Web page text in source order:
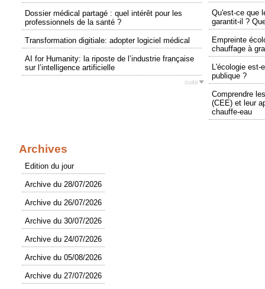
Dossier médical partagé : quel intérêt pour les
professionnels de la santé ?
Transformation digitiale: adopter logiciel médical
AI for Humanity: la riposte de l’industrie française
sur l’intelligence artificielle
suite
Qu'est-ce que
garantit-il ?
Empreinte
chauffage à
L'écologie est-
publique ?
Comprendre
(CEE) et leur
chauffe-eau
Archives
Edition du jour
Archive du 28/07/2026
Archive du 26/07/2026
Archive du 30/07/2026
Archive du 24/07/2026
Archive du 05/08/2026
Archive du 27/07/2026